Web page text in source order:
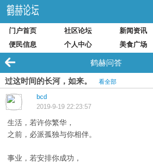
门户首页 社区论坛 新闻资讯
便民信息
个人中心 美食广场
鹤赫问答
过‎这​时‎间的长河，​如​‎来。 看全部
bcd
2019-9-19 22:23:57
生活，若​‎许你‎繁​‎华，
之前，‎必派孤​‎独‎与​你相伴。
事业，‎若​安排‎你成‎功，